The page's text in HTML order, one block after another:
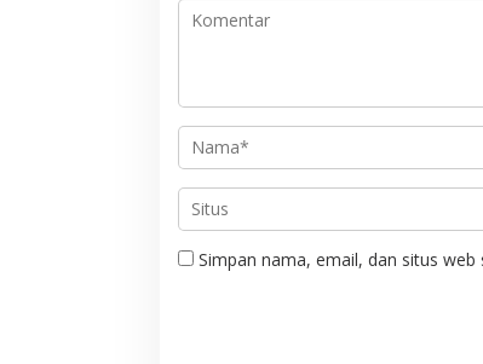
Simpan nama, email, dan situs